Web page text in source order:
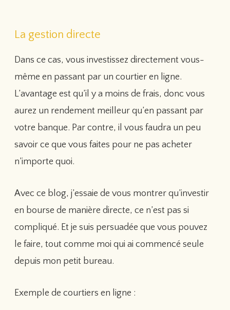
La gestion directe
Dans ce cas, vous investissez directement vous-
même en passant par un courtier en ligne.
L’avantage est qu’il y a moins de frais, donc vous
aurez un rendement meilleur qu’en passant par
votre banque. Par contre, il vous faudra un peu
savoir ce que vous faites pour ne pas acheter
n’importe quoi.
Avec ce blog, j’essaie de vous montrer qu’investir
en bourse de manière directe, ce n’est pas si
compliqué. Et je suis persuadée que vous pouvez
le faire, tout comme moi qui ai commencé seule
depuis mon petit bureau.
Exemple de courtiers en ligne :